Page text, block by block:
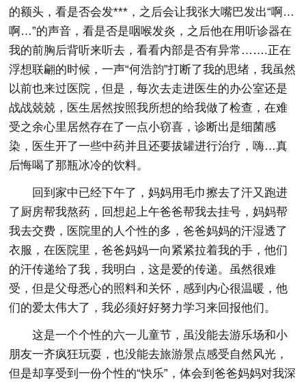
的额头，看是否会发***，之后会让我张大嘴巴发出“啊…
啊…”的声音，看是否是咽喉发炎，之后他在用听诊器在
我的前胸后背听来听去，看看内部是否有异常…….正在
浮想联翩的时候，一声“何浩韵”打断了我的思绪，我虽然
以前也来过医院，但是，每次去走进医生的办公室还是
战战兢兢，医生居然按照我所想的给我做了检查，在难
受之余心里居然存在了一点小窃喜，诊断出是细菌感
染，医生开了一些中药并且还要拔罐进行治疗，嗨…真
后悔喝了那瓶冰冷的饮料。
回到家中已经下午了，妈妈用毛巾擦去了汗又跑进
了厨房帮我熬药，回想起上午爸爸帮我去挂号，妈妈帮
我去交费，医院里的人个性的多，爸爸妈妈的汗湿透了
衣服，在医院里，爸爸妈妈一向紧紧拉着我的手，他们
的汗传递给了我，我明白，这是爱的传递。虽然很难
受，但是父母悉心的照料和关怀，感到内心很温暖，他
们的爱太伟大了，我必须好好努力学习来回报他们。
这是一个个性的六一儿童节，虽没能去游乐场和小
朋友一齐疯狂玩耍，也没能去旅游景点感受自然风光，
但是却享受到一份个性的“快乐”，体会到爸爸妈妈对我深